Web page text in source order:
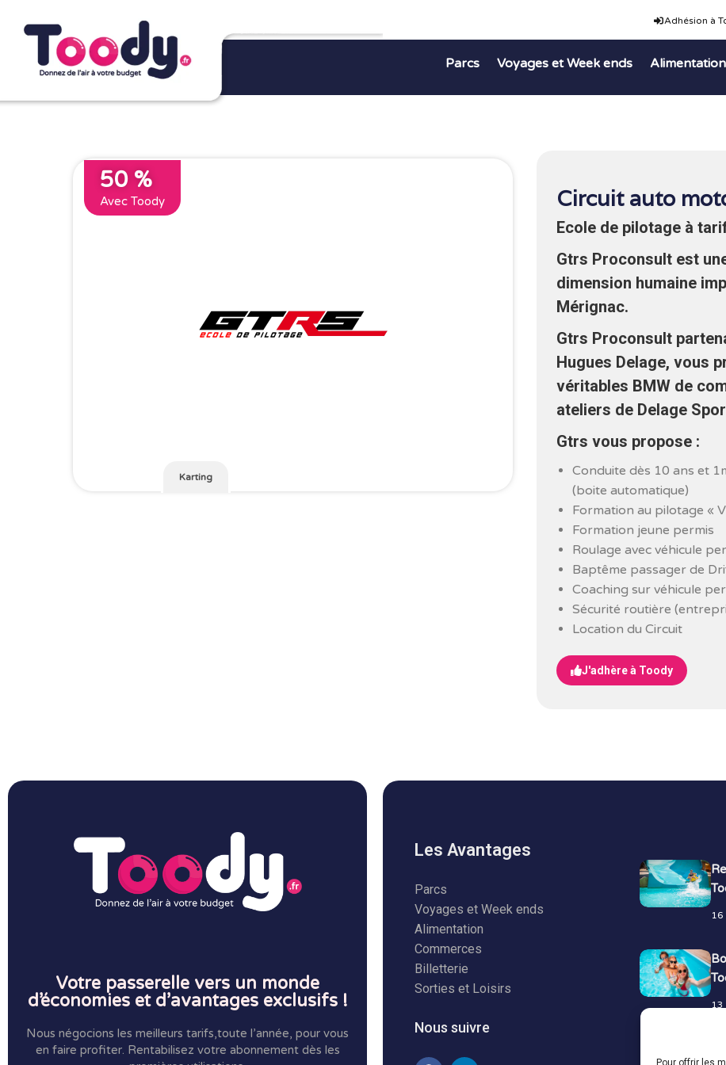
Pour offrir les
Adhésion à
Parcs Voyages et Week ends Alimentation
50 %
Avec Toody
Karting
Circuit auto
Ecole de pilotage à
Gtrs Proconsult est
dimension humaine
Mérignac.
Gtrs Proconsult
Hugues Delage, vous
véritables BMW de
ateliers de Delage
Gtrs vous propose :
Conduite dès 10 ans et
(boite automatique)
Formation au pilotage «
Formation jeune permis
Roulage avec véhicule
Baptême passager de
Coaching sur véhicule
Sécurité routière
Location du Circuit
J'adhère à Toody
Votre passerelle vers un monde
d’économies et d’avantages exclusifs !
Nous négocions les meilleurs tarifs,toute l’année, pour vous
en faire profiter. Rentabilisez votre abonnement dès les
Les Avantages
Parcs
Voyages et Week ends
Alimentation
Commerces
Billetterie
Sorties et Loisirs
Nous suivre